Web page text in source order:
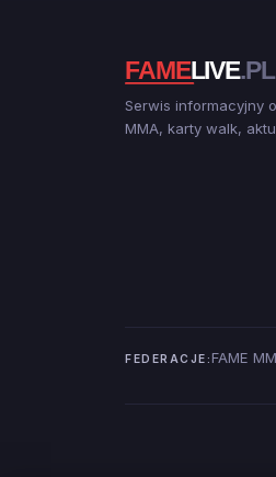
Serwis informacyjny
MMA, karty walk,
FEDERACJE: FAME